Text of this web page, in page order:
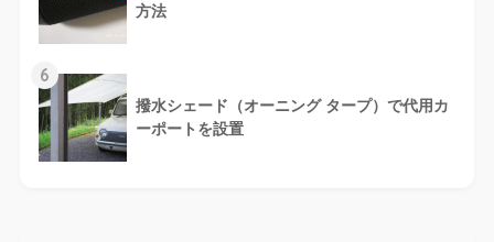
方法
6
撥水シェード（オーニング タープ）で代用カ
ーポートを設置